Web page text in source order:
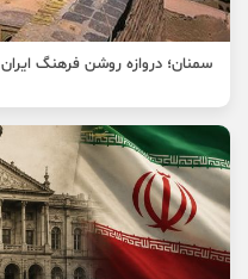
سمنان؛ دروازه روشن فرهنگ ایران